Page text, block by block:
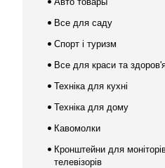
Все для саду
Спорт і туризм
Все для краси та
Техніка для кухні
Техніка для дому
Кавомолки
Кронштейни для
телевізорів